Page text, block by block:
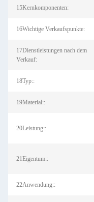
15Kernkomponenten:
16Wichtige Verkaufspunkte:
17Dienstleistungen nach dem
Verkauf:
18Typ::
19Material::
20Leistung::
21Eigentum::
22Anwendung::